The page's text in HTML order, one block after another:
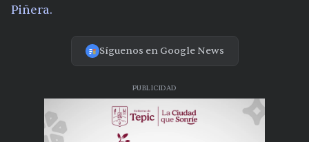
Piñera.
Síguenos en Google News
PUBLICIDAD